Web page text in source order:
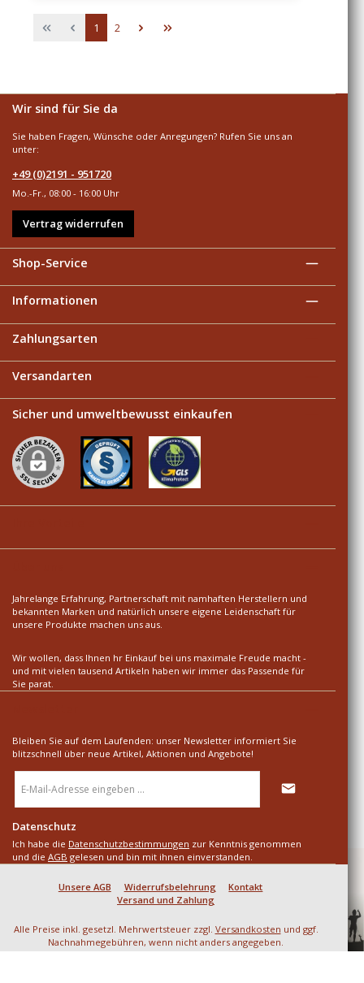
Seite
1 Seite
2
Wir sind für Sie da
Sie haben Fragen, Wünsche oder Anregungen? Rufen Sie uns an
unter:
+49 (0)2191 - 951720
Mo.-Fr., 08:00 - 16:00 Uhr
Vertrag widerrufen
Shop-Service
Informationen
Zahlungsarten
Versandarten
Sicher und umweltbewusst einkaufen
Jahrelange Erfahrung, Partnerschaft mit namhaften Herstellern und
bekannten Marken und natürlich unsere eigene Leidenschaft für
unsere Produkte machen uns aus.
Wir wollen, dass Ihnen hr Einkauf bei uns maximale Freude macht -
und mit vielen tausend Artikeln haben wir immer das Passende für
Sie parat.
Bleiben Sie auf dem Laufenden: unser Newsletter informiert Sie
blitzschnell über neue Artikel, Aktionen und Angebote!
Mail-
Datenschutz
Ich habe die Datenschutzbestimmungen zur Kenntnis genommen
und die AGB gelesen und bin mit ihnen einverstanden.
Unsere AGB Widerrufsbelehrung
Kontakt
Versand und Zahlung
Alle Preise inkl. gesetzl. Mehrwertsteuer zzgl. Versandkosten und ggf.
Nachnahmegebühren, wenn nicht anders angegeben.
© 2026 SD LARP & Mittelalter - Alle Rechte vorbehalten. Theme by